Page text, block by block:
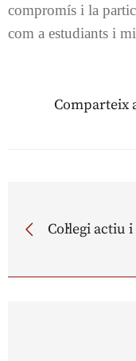
compromís i la
com a estudiants i
Comparteix
Col·legi